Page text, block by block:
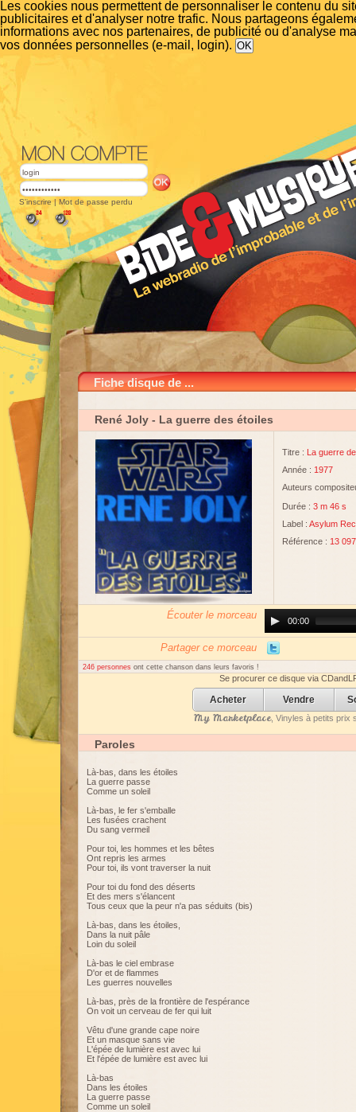
Les cookies nous permettent de personnaliser le contenu du
publicitaires et d'analyser notre trafic. Nous partageons
informations avec nos partenaires, de publicité ou d'analyse
vos données personnelles (e-mail, login).
S'inscrire | Mot de passe perdu
Fiche disque de ...
René Joly - La guerre des étoiles
Titre : La guerre
Année : 1977
Auteurs
Durée : 3 m 46 s
Label : Asylum
Référence : 13 097
Écouter le morceau
Player00:00
Partager ce morceau
246 personnes ont cette chanson dans leurs favoris !
Se procurer ce disque via
Acheter Vendre
My Marketplace, Vinyles à petits prix
Paroles
Là-bas, dans les étoiles
La guerre passe
Comme un soleil
Là-bas, le fer s'emballe
Les fusées crachent
Du sang vermeil
Pour toi, les hommes et les bêtes
Ont repris les armes
Pour toi, ils vont traverser la nuit
Pour toi du fond des déserts
Et des mers s'élancent
Tous ceux que la peur n'a pas séduits (bis)
Là-bas, dans les étoiles,
Dans la nuit pâle
Loin du soleil
Là-bas le ciel embrase
D'or et de flammes
Les guerres nouvelles
Là-bas, près de la frontière de l'espérance
On voit un cerveau de fer qui luit
Vêtu d'une grande cape noire
Et un masque sans vie
L'épée de lumière est avec lui
Et l'épée de lumière est avec lui
Là-bas
Dans les étoiles
La guerre passe
Comme un soleil